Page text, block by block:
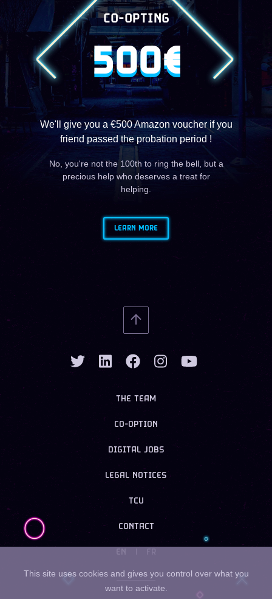
CO-OPTING
500€
We'll give you a €500 Amazon voucher if you
friend passed the probation period !
No, you're not the 100th to ring the bell, but a
precious help who deserves a treat for
helping.
LEARN MORE
THE TEAM
CO-OPTION
DIGITAL JOBS
LEGAL NOTICES
TCU
CONTACT
EN
This site uses cookies and gives you control over what you
want to activate.